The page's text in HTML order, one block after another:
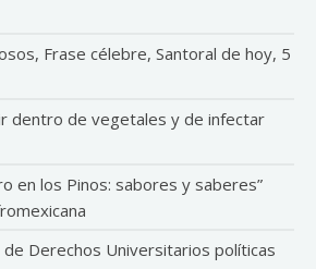
Frase célebre, Santoral de hoy, 5
dentro de vegetales y de infectar
en los Pinos: sabores y saberes”
de Derechos Universitarios políticas